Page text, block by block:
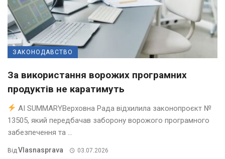
ЗАКОНОДАВСТВО
За використання ворожих програмних
продуктів не каратимуть
AI SUMMARYВерховна Рада відхилила законопроєкт №
13505, який передбачав заборону ворожого програмного
забезпечення та ...
ВідVlasnasprava 03.07.2026